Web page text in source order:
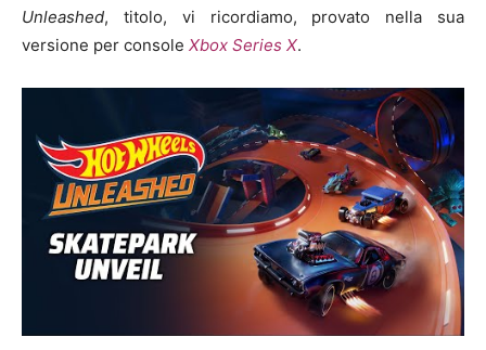
Unleashed, titolo, vi ricordiamo, provato nella sua
versione per console Xbox Series X.